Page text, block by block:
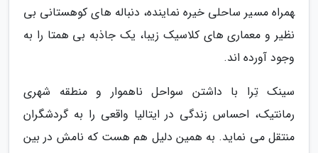
همراه مسیر ساحلی خیره نماینده، دنباله های کوهستانی بی
نظیر و معماری های کلاسیک زیبا، یک جاذبه بی همتا را به
وجود آورده اند.
سینک تِرا با داشتن سواحل ناهموار و منطقه شهری
رمانتیک، احساس زندگی در ایتالیا واقعی را به گردشگران
منتقل می نماید. به همین دلیل هم هست که نامش در بین